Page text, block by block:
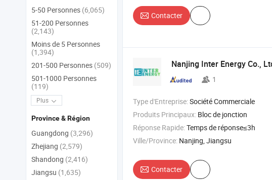
Contacter
Nanjing Inter Energy Co.,
1
Type d'Entreprise:Société Commerciale
Produits Principaux: Bloc de jonction
Réponse Rapide:Temps de réponse≤3h
Ville/Province: Nanjing, Jiangsu
Contacter
5-50 Personnes (6,065)
51-200 Personnes
(2,143)
Moins de 5 Personnes
(1,394)
201-500 Personnes (509)
501-1000 Personnes
(119)
Plus
Province & Région
Guangdong (3,296)
Zhejiang (2,579)
Shandong (2,416)
Jiangsu (1,635)